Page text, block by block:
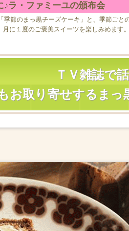
♪ラ・ファミーユの頒布会
季節のまっ黒チーズケーキ」と、季節ご
月に１度のご褒美スイーツを楽しみめます
ＴＶ雑誌で
お取り寄せするまっ